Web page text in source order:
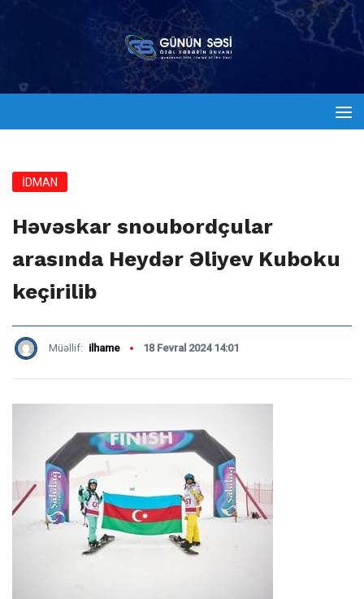
İDMAN
Həvəskar snoubordçular
arasında Heydər Əliyev Kuboku
keçirilib
Müəllif: ilhame 18 Fevral 2024 14:01